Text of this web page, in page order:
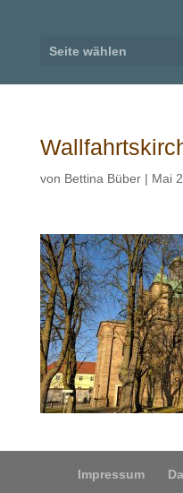
Seite wählen
von Bettina Büber| Mai
Impressum